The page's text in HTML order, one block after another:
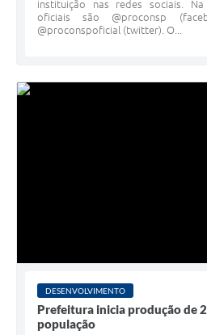
instituição nas redes sociais.
oficiais são @proconsp
@proconspoficial (twitter). O...
DESENVOLVIMENTO
Prefeitura inicia produção de
população